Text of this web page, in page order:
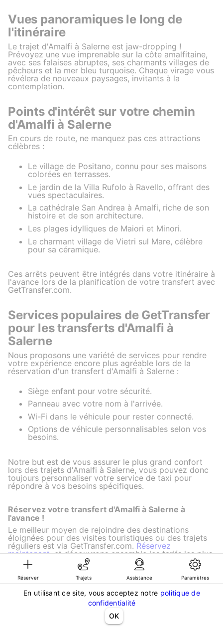
Réserver Trajets Assistance Paramètres
En utilisant ce site, vous acceptez notre politique de
confidentialité
OK
Vues panoramiques le long de
l'itinéraire
Le trajet d'Amalfi à Salerne est jaw-dropping !
Prévoyez une vue imprenable sur la côte amalfitaine,
avec ses falaises abruptes, ses charmants villages de
pêcheurs et la mer bleu turquoise. Chaque virage vous
révélera de nouveaux paysages, invitants à la
contemplation.
Points d'intérêt sur votre chemin
d'Amalfi à Salerne
En cours de route, ne manquez pas ces attractions
célèbres :
Le village de Positano, connu pour ses maisons
colorées en terrasses.
Le jardin de la Villa Rufolo à Ravello, offrant des
vues spectaculaires.
La cathédrale San Andrea à Amalfi, riche de son
histoire et de son architecture.
Les plages idylliques de Maiori et Minori.
Le charmant village de Vietri sul Mare, célèbre
pour sa céramique.
Ces arrêts peuvent être intégrés dans votre itinéraire à
l'avance lors de la planification de votre transfert avec
GetTransfer.com.
Services populaires de GetTransfer
pour les transferts d'Amalfi à
Salerne
Nous proposons une variété de services pour rendre
votre expérience encore plus agréable lors de la
réservation d'un transfert d'Amalfi à Salerne :
Siège enfant pour votre sécurité.
Panneau avec votre nom à l'arrivée.
Wi-Fi dans le véhicule pour rester connecté.
Options de véhicule personnalisables selon vos
besoins.
Notre but est de vous assurer le plus grand confort
lors des trajets d'Amalfi à Salerne, vous pouvez donc
toujours personnaliser votre service de taxi pour
répondre à vos besoins spécifiques.
Réservez votre transfert d'Amalfi à Salerne à
l'avance !
Le meilleur moyen de rejoindre des destinations
éloignées pour des visites touristiques ou des trajets
réguliers est via GetTransfer.com. Réservez
maintenant, et découvrons ensemble les tarifs les plus
attractifs pour votre trajet.
©KG GLOBAL LIMITED. GetTransfer® is trademark of KG GLOBAL LIMITED.
All rights reserved.